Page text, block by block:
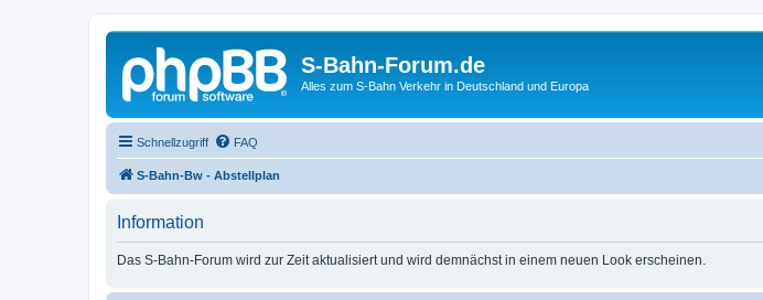
S-Bahn-Forum.de
Alles zum S-Bahn Verkehr in Deutschland und Europa
Schnellzugriff FAQ
S-Bahn-Bw - Abstellplan
Information
Das S-Bahn-Forum wird zur Zeit aktualisiert und wird demnächst in einem neuen Look erscheinen.